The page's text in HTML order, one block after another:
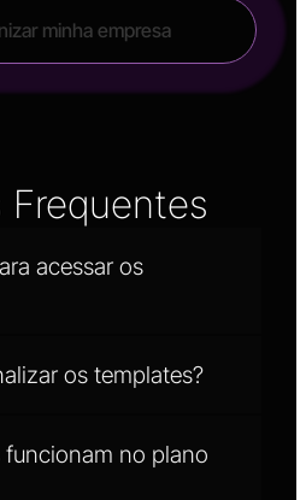
minha empresa
Frequentes
acessar os
os templates?
funcionam no plano